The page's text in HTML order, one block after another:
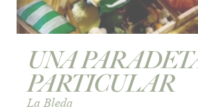
UNA
PARTICULAR
La Bleda